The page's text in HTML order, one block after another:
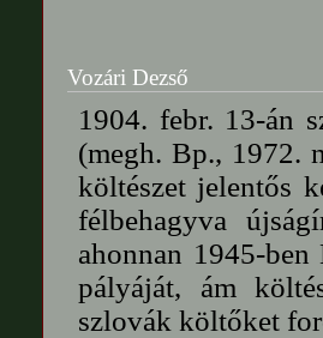
Vozári Dezső
1904. febr. 13-án
(megh. Bp., 1972.
költészet jelentős
félbehagyva
ahonnan 1945-
pályáját, ám
szlovák költőket